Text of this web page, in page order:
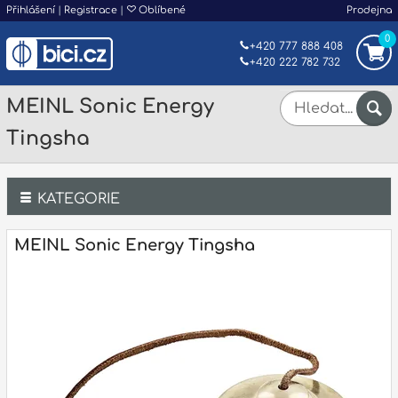
Přihlášení | Registrace | Oblíbené Prodejna
0
+420 777 888 408
+420 222 782 732
MEINL Sonic Energy
Tingsha
KATEGORIE
Bicí
MEINL Sonic Energy Tingsha